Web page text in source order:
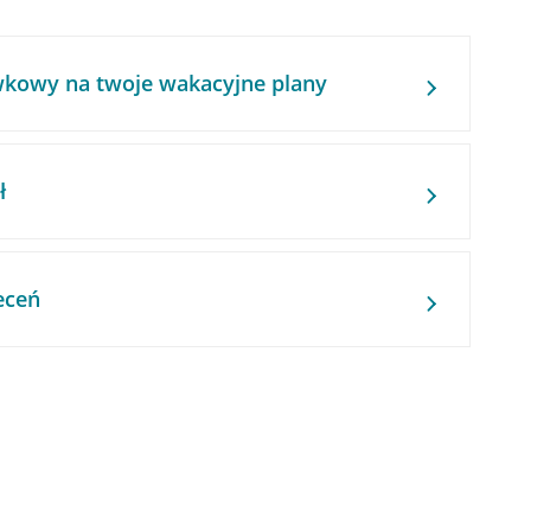
na twoje wakacyjne plany